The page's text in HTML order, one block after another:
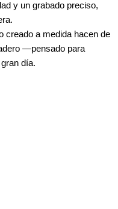
y un grabado preciso,
creado a medida hacen de
—pensado para
día.